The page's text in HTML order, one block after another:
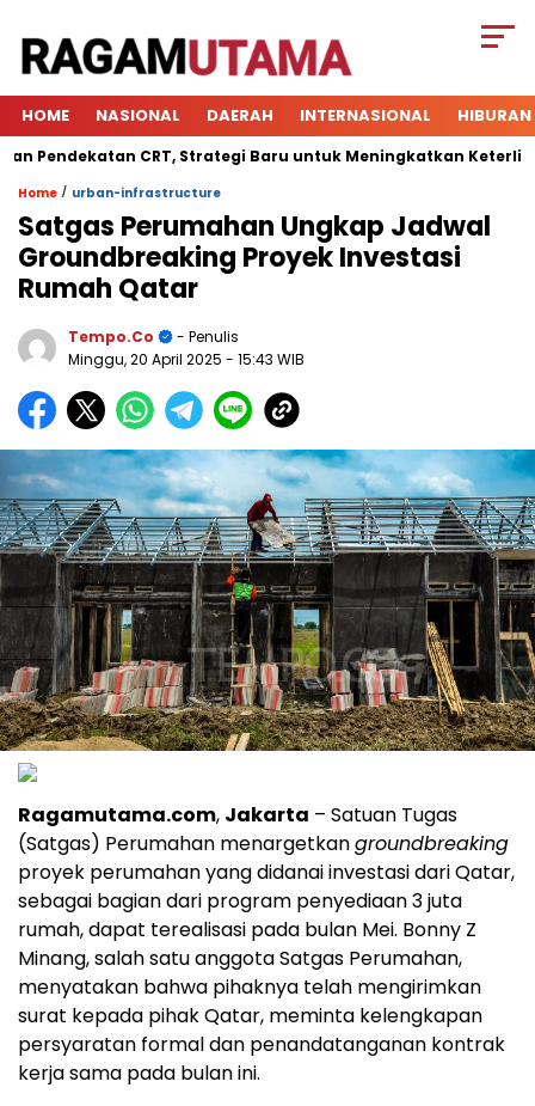
HOME NASIONAL DAERAH INTERNASIONAL HIBURAN
CRT, Strategi Baru untuk Meningkatkan Keterlibatan
Home / urban-infrastructure
Satgas Perumahan Ungkap Jadwal
Groundbreaking Proyek Investasi
Rumah Qatar
Tempo.co
- Penulis
Minggu, 20 April 2025 - 15:43 WIB
Ragamutama.com, Jakarta – Satuan Tugas
(Satgas) Perumahan menargetkangroundbreaking
proyek perumahan yang didanai investasi dari Qatar,
sebagai bagian dari program penyediaan 3 juta
rumah, dapat terealisasi pada bulan Mei. Bonny Z
Minang, salah satu anggota Satgas Perumahan,
menyatakan bahwa pihaknya telah mengirimkan
surat kepada pihak Qatar, meminta kelengkapan
persyaratan formal dan penandatanganan kontrak
kerja sama pada bulan ini.